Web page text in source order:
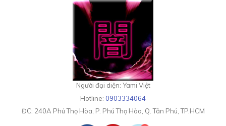
Người đại diện: Yami Việt
Hotline: 0903334064
ĐC: 240A Phú Thọ Hòa, P. Phú Thọ Hòa, Q. Tân Phú, TP.HCM